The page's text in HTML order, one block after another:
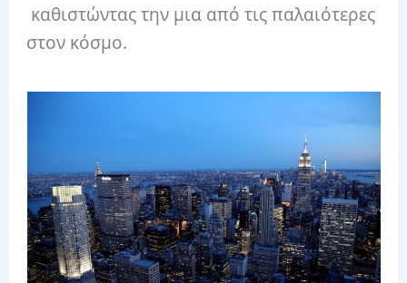
καθιστώντας την μια από τις παλαιότερες
στον κόσμο.